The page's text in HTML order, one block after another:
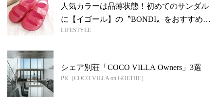
人気カラーは品薄状態！初めてのサンダル
に【イゴール】の〝BONDI〟をおすすめ
し...
LIFESTYLE
シェア別荘「COCO VILLA Owners」3選
PR（COCO VILLA on GOETHE）